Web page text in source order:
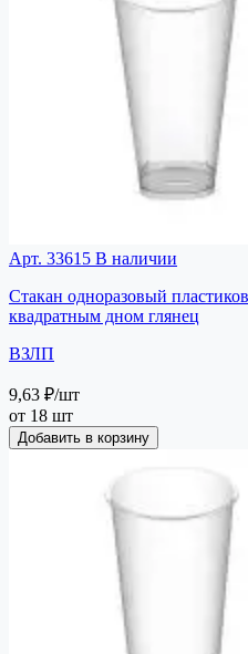
Арт. 33615 В наличии
Стакан одноразовый
квадратным дном глянец
ВЗЛП
9,63 ₽/шт
от 18 шт
Добавить в корзину